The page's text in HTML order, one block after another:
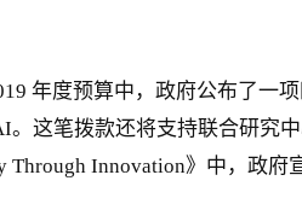
年度预算中，政府公布了一
这笔拨款还将支持联合研究
Innovation》中，政